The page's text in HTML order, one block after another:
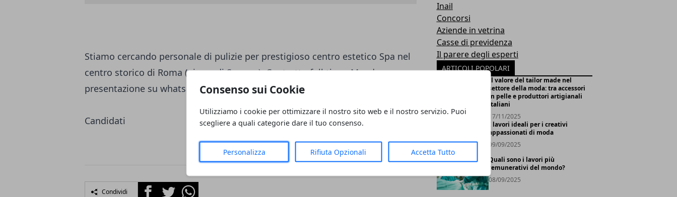
Consenso sui Cookie
Utilizziamo i cookie per ottimizzare il nostro sito web e il nostro servizio. Puoi
scegliere a quali categorie dare il tuo consenso.
Personalizza Rifiuta Opzionali Accetta Tutto
Stiamo cercando personale di pulizie per prestigioso centro estetico Spa nel
centro storico di Roma (piazza di Spagna). Contratto full time. Mandare
presentazione su whatsapp ?+393760498818?
Candidati
Condividi FacebookTwitterWhatsapp
Inail
Concorsi
Aziende in vetrina
Casse di previdenza
Il parere degli esperti
ARTICOLI POPOLARI
Il valore del tailor made nel
settore della moda: tra accessori
in pelle e produttori artigianali
italiani
17/11/2025
I lavori ideali per i creativi
appassionati di moda
09/09/2025
Quali sono i lavori più
remunerativi del mondo?
08/09/2025